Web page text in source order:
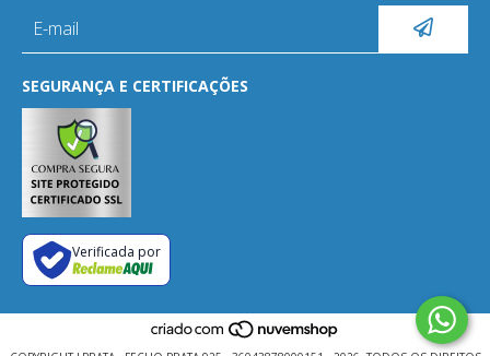
SEGURANÇA E CERTIFICAÇÕES
Verificada por